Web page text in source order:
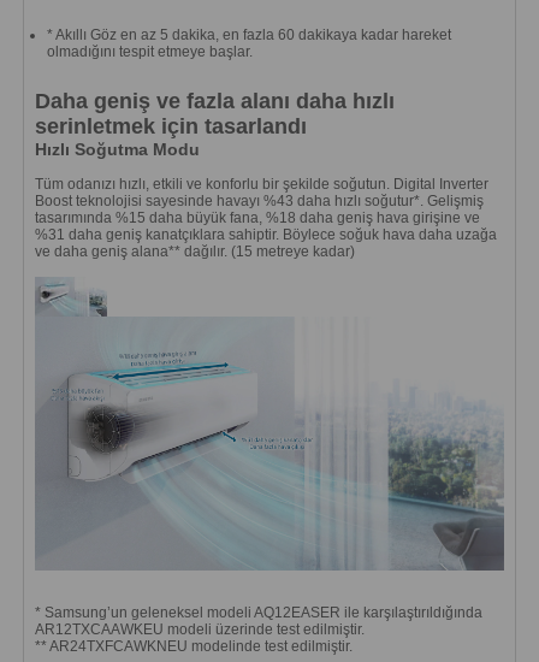
* Akıllı Göz en az 5 dakika, en fazla 60 dakikaya kadar hareket
olmadığını tespit etmeye başlar.
Daha geniş ve fazla alanı daha hızlı
serinletmek için tasarlandı
Hızlı Soğutma Modu
Tüm odanızı hızlı, etkili ve konforlu bir şekilde soğutun. Digital Inverter
Boost teknolojisi sayesinde havayı %43 daha hızlı soğutur*. Gelişmiş
tasarımında %15 daha büyük fana, %18 daha geniş hava girişine ve
%31 daha geniş kanatçıklara sahiptir. Böylece soğuk hava daha uzağa
ve daha geniş alana** dağılır. (15 metreye kadar)
* Samsung’un geleneksel modeli AQ12EASER ile karşılaştırıldığında
AR12TXCAAWKEU modeli üzerinde test edilmiştir.
** AR24TXFCAWKNEU modelinde test edilmiştir.